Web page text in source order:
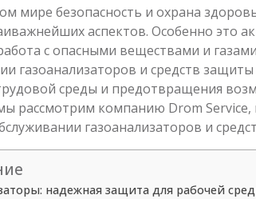
мире безопасность и охрана
аспектов. Особенно это
с опасными веществами и
газоанализаторов и средств
среды и предотвращения
рассмотрим компанию Drom Service,
газоанализаторов и
надежная защита для рабочей